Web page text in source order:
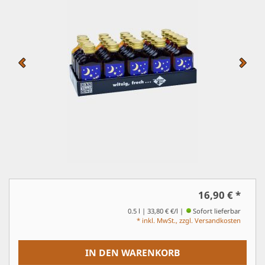
16,90 €*
0.5 l | 33,80 € €/l
Sofort lieferbar
* inkl. MwSt., zzgl. Versandkosten
IN DEN WARENKORB